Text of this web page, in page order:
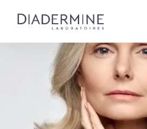
Alle produkte
Startseite